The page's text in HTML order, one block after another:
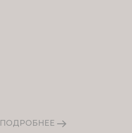
ПОДРОБНЕЕ